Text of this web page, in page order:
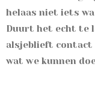
helaas niet iets
Duurt het echt te
alsjeblieft contact
wat we kunnen